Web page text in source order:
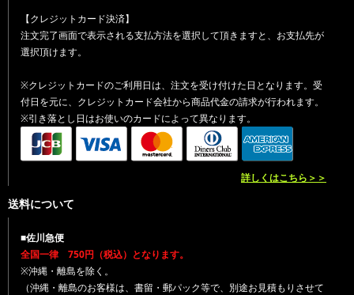
【クレジットカード決済】
注文完了画面で表示される支払方法を選択して頂きますと、お支払先が
選択頂けます。
※クレジットカードのご利用日は、注文を受け付けた日となります。受
付日を元に、クレジットカード会社から商品代金の請求が行われます。
※引き落とし日はお使いのカードによって異なります。
詳しくはこちら＞＞
送料について
■佐川急便
全国一律 750円（税込）となります。
※沖縄・離島を除く。
（沖縄・離島のお客様は、書留・郵パック等で、別途お見積もりさせて